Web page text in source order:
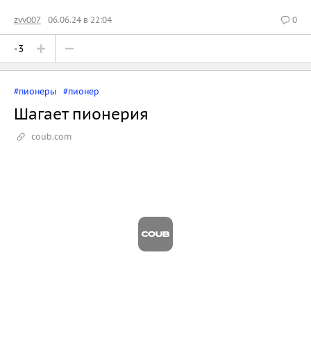
zvv007 06.06.24 в 22:04 0
-3
#пионеры #пионер
Шагает пионерия
coub.com